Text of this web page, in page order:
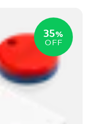
35%
OFF